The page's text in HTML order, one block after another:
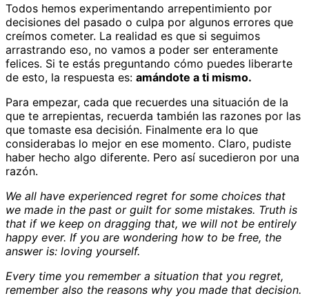
Todos hemos experimentando arrepentimiento por
decisiones del pasado o culpa por algunos errores que
creímos cometer. La realidad es que si seguimos
arrastrando eso, no vamos a poder ser enteramente
felices. Si te estás preguntando cómo puedes liberarte
de esto, la respuesta es: amándote a ti mismo.
Para empezar, cada que recuerdes una situación de la
que te arrepientas, recuerda también las razones por las
que tomaste esa decisión. Finalmente era lo que
considerabas lo mejor en ese momento. Claro, pudiste
haber hecho algo diferente. Pero así sucedieron por una
razón.
We all have experienced regret for some choices that
we made in the past or guilt for some mistakes. Truth is
that if we keep on dragging that, we will not be entirely
happy ever. If you are wondering how to be free, the
answer is: loving yourself.
Every time you remember a situation that you regret,
remember also the reasons why you made that decision.